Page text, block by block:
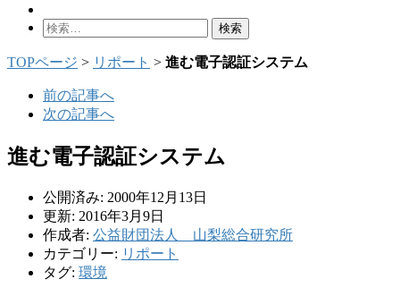
検
TOPページ > リポート > 進む電子認証システム
前の記事へ
次の記事へ
進む電子認証システム
公開済み: 2000年12月13日
更新: 2016年3月9日
作成者: 公益財団法人 山梨総合研究所
カテゴリー: リポート
タグ: 環境